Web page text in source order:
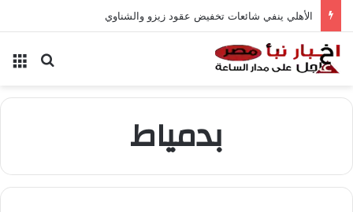
الأهلي ينفي شائعات تخفيض عقود زيزو والشناوي
بحث
بدمياط